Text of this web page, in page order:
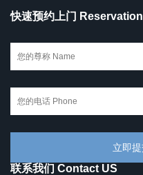
快速预约上门 Reservation
联系我们 Contact US